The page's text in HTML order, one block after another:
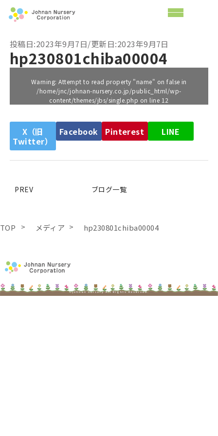
投稿日:2023年9月7日/更新日:2023年9月7日
hp230801chiba00004
Warning: Attempt to read property "name" on false in
/home/jnc/johnan-nursery.co.jp/public_html/wp-
content/themes/jbs/single.php on line 12
X（旧
Twitter）
Facebook Pinterest LINE
PREV ブログ一覧
TOP メディア hp230801chiba00004
©johnan nursery All Rights Reserved.